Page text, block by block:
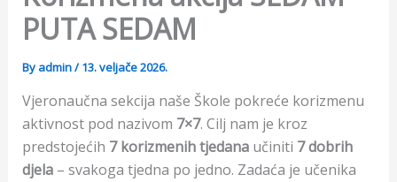
PUTA SEDAM
By admin/13. veljače 2026.
Vjeronaučna sekcija naše Škole pokreće korizmenu
aktivnost pod nazivom 7×7. Cilj nam je kroz
predstojećih 7 korizmenih tjedana učiniti 7 dobrih
djela– svakoga tjedna po jedno. Zadaća je učenika